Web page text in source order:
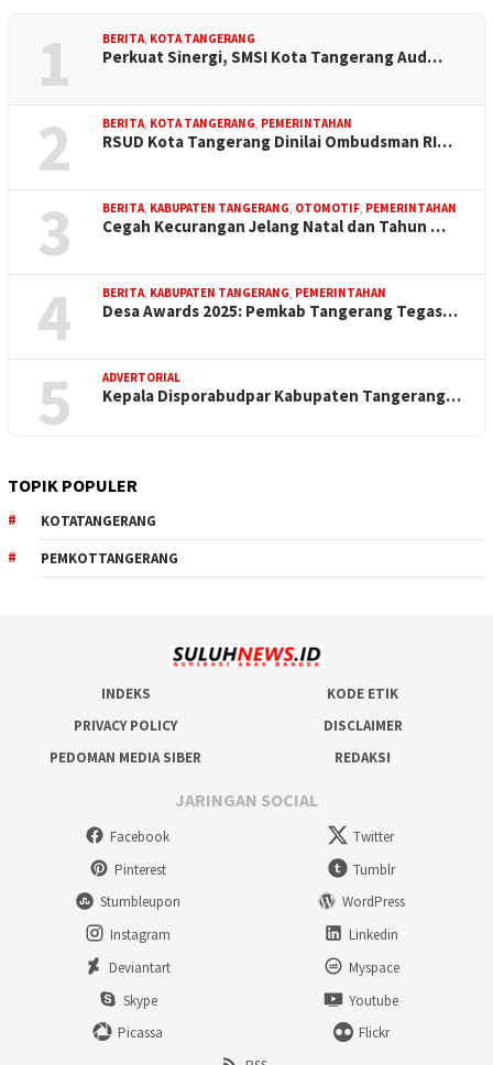
1 BERITA KOTA TANGERANG
Perkuat Sinergi, SMSI Kota Tangerang Aud…
2 BERITA KOTA TANGERANG PEMERINTAHAN
RSUD Kota Tangerang Dinilai Ombudsman RI…
3 BERITA KABUPATEN TANGERANG OTOMOTIF PEMERINTAHAN
Cegah Kecurangan Jelang Natal dan Tahun …
4 BERITA KABUPATEN TANGERANG PEMERINTAHAN
Desa Awards 2025: Pemkab Tangerang Tegas…
5 ADVERTORIAL
Kepala Disporabudpar Kabupaten Tangerang…
TOPIK POPULER
KOTATANGERANG
PEMKOTTANGERANG
INDEKS
KODE ETIK
PRIVACY POLICY
DISCLAIMER
PEDOMAN MEDIA SIBER
REDAKSI
JARINGAN SOCIAL
Facebook
Twitter
Pinterest
Tumblr
Stumbleupon
WordPress
Instagram
Linkedin
Deviantart
Myspace
Skype
Youtube
Picassa
Flickr